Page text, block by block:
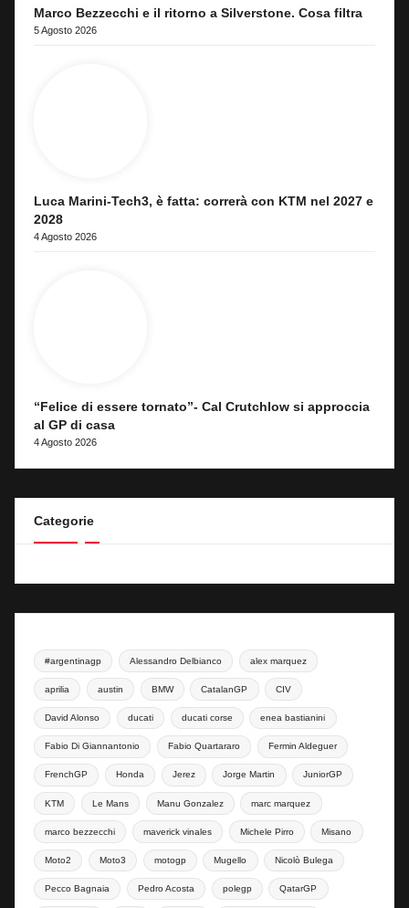
Marco Bezzecchi e il ritorno a Silverstone. Cosa filtra
5 Agosto 2026
Luca Marini-Tech3, è fatta: correrà con KTM nel 2027 e
2028
4 Agosto 2026
“Felice di essere tornato”- Cal Crutchlow si approccia
al GP di casa
4 Agosto 2026
Categorie
#argentinagp Alessandro Delbianco alex marquez
aprilia austin BMW CatalanGP CIV
David Alonso ducati ducati corse enea bastianini
Fabio Di Giannantonio Fabio Quartararo Fermin Aldeguer
FrenchGP Honda Jerez Jorge Martin JuniorGP
KTM Le Mans Manu Gonzalez marc marquez
marco bezzecchi maverick vinales Michele Pirro Misano
Moto2 Moto3 motogp Mugello Nicolò Bulega
Pecco Bagnaia Pedro Acosta polegp QatarGP